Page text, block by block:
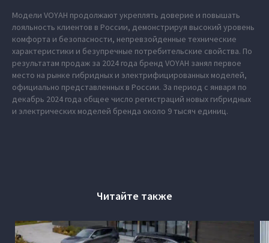
Модели VOYAH продолжают укреплять доверие и повышать
лояльность клиентов в России, демонстрируя высокий уровень
комфорта и безопасности, непревзойденные технические
характеристики и безупречные потребительские свойства. По
результатам продаж за 2024 года бренд VOYAH занял первое
место на рынке гибридных и электрифицированных моделей,
официально представленных в России. За период с января по
декабрь 2024 года общее число регистраций новых гибридных
и электрических моделей бренда около 9 тысяч единиц.
Читайте также